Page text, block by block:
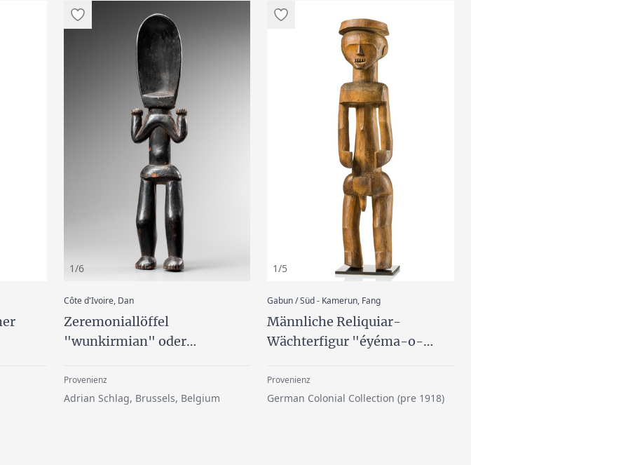
1/6
Côte d'Ivoire, Dan:
Zeremoniallöffel
"wunkirmian" oder
Provenienz
Adrian Schlag, Brussels, Belgium
1/5
Gabun / Süd - Kamerun, Fang:
Männliche Reliquiar-
Wächterfigur "éyéma-o-
Provenienz
German Colonial Collection (pre 1918)